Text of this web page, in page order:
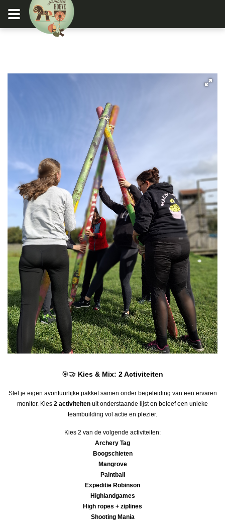
🎯🤝 Kies & Mix: 2 Activiteiten
Stel je eigen avontuurlijke pakket samen onder begeleiding van een ervaren
monitor. Kies 2 activiteiten uit onderstaande lijst en beleef een unieke
teambuilding vol actie en plezier.
Kies 2 van de volgende activiteiten:
Archery Tag
Boogschieten
Mangrove
Paintball
Expeditie Robinson
Highlandgames
High ropes + ziplines
Shooting Mania